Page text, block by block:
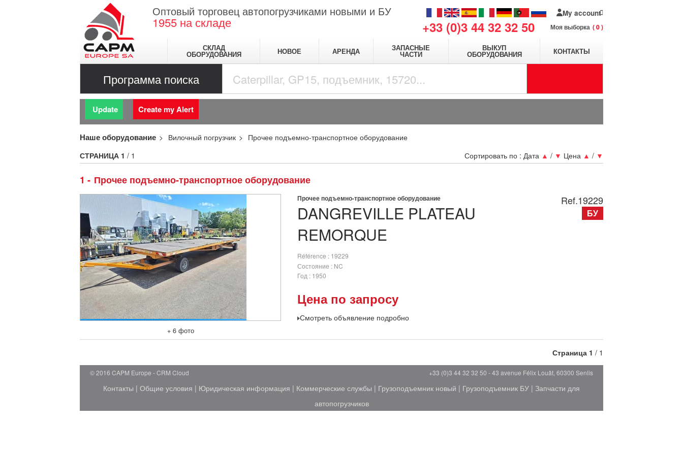
Оптовый торговец автопогрузчиками новыми и БУ
1955 на складе +33 (0)3 44 32 32 50
My account
Моя выборка 0
СКЛАД
ОБОРУДОВАНИЯ НОВОЕ АРЕНДА ЗАПАСНЫЕ
ЧАСТИ
ВЫКУП
ОБОРУДОВАНИЯ КОНТАКТЫ
Программа поиска
Update Create my Alert
Наше оборудование Вилочный погрузчик Прочее подъемно-транспортное оборудование
1 Прочее подъемно-транспортное оборудование
Сортировать по : Дата ▲ / ▼ Цена ▲ / ▼
СТРАНИЦА 1 / 1
+ 6 фото
DANGREVILLE PLATEAU
REMORQUE
Прочее подъемно-транспортное оборудование
Référence
19229
Состояние
NC
Год
1950
Цена по запросу
Смотреть объявление подробно
Ref.19229
БУ
Страница 1 / 1
© 2016 CAPM Europe CRM Cloud +33 (0)3 44 32 32 50 - 43 avenue Félix Louât, 60300 Senlis
Контакты | Общие условия | Юридическая информация | Коммерческие службы | Грузоподъемник новый | Грузоподъемник БУ | Запчасти для
автопогрузчиков